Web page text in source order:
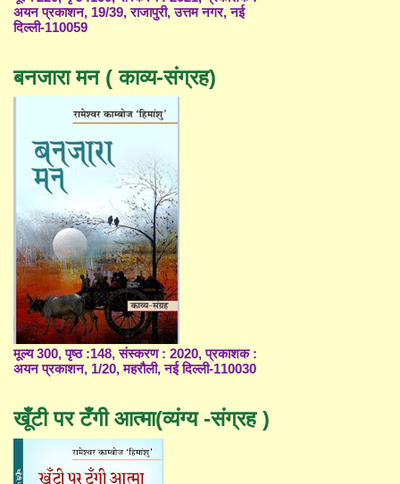
अयन प्रकाशन, 19/39, राजापुरी, उत्तम नगर, नई
दिल्ली-110059
बनजारा मन ( काव्य-संग्रह)
मूल्य 300, पृष्ठ :148, संस्करण : 2020, प्रकाशक :
अयन प्रकाशन, 1/20, महरौली, नई दिल्ली-110030
खूँटी पर टँगी आत्मा(व्यंग्य -संग्रह )